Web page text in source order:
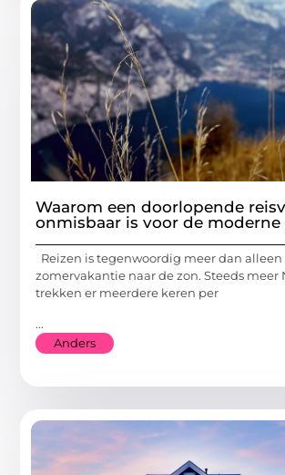
Waarom een doorlopende
onmisbaar is voor de moderne
Reizen is tegenwoordig meer dan alleen
zomervakantie naar de zon. Steeds meer
trekken er meerdere keren per
...
Anders